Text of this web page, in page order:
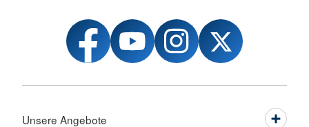
Unsere Angebote